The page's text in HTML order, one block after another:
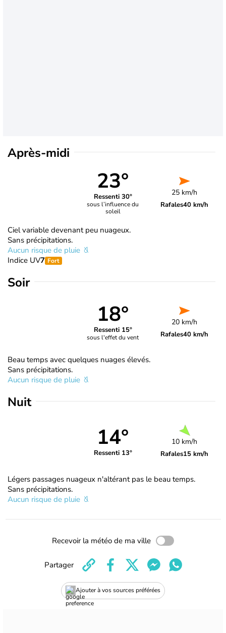
Après-midi
23°
Ressenti 30°
sous l’influence du
soleil
25 km/h
Rafales40 km/h
Ciel variable devenant peu nuageux.
Sans précipitations.
Aucun risque de pluie
Indice UV7 Fort
Soir
18°
Ressenti 15°
sous l'effet du vent
20 km/h
Rafales40 km/h
Beau temps avec quelques nuages élevés.
Sans précipitations.
Aucun risque de pluie
Nuit
14°
Ressenti 13°
10 km/h
Rafales15 km/h
Légers passages nuageux n'altérant pas le beau temps.
Sans précipitations.
Aucun risque de pluie
Recevoir la météo de ma ville
Ajouter à vos sources préférées
Partager